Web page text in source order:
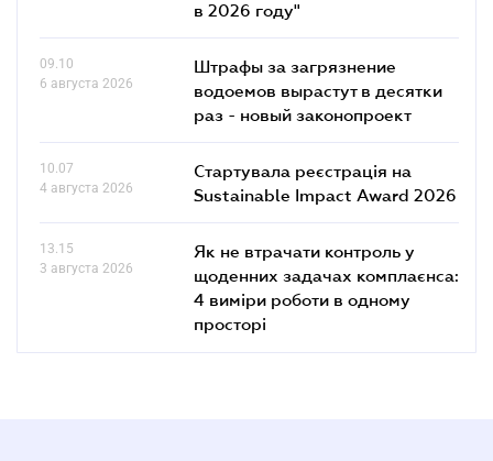
в 2026 году"
09.10
6 августа 2026
Штрафы за загрязнение
водоемов вырастут в десятки
раз - новый законопроект
10.07
4 августа 2026
Стартувала реєстрація на
Sustainable Impact Award 2026
13.15
3 августа 2026
Як не втрачати контроль у
щоденних задачах комплаєнса:
4 виміри роботи в одному
просторі